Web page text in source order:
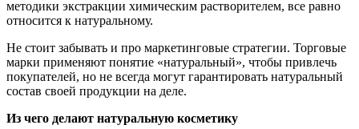
методики экстракции химическим растворителем, все равно
относится к натуральному.
Не стоит забывать и про маркетинговые стратегии. Торговые
марки применяют понятие «натуральный», чтобы привлечь
покупателей, но не всегда могут гарантировать натуральный
состав своей продукции на деле.
Из чего делают натуральную косметику